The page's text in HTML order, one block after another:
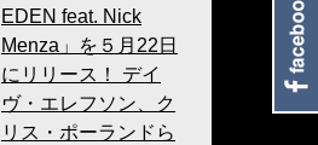
EDEN feat. Nick
Menza」を５月22日
にリリース！ デイ
ヴ・エレフソン、ク
リス・ポーランドら